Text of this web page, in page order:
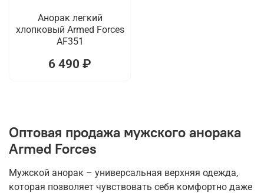
Анорак легкий
хлопковый Armed Forces
AF351
6 490 ₽
Оптовая продажа мужского анорака
Armed Forces
Мужской анорак – универсальная верхняя одежда,
которая позволяет чувствовать себя комфортно даже